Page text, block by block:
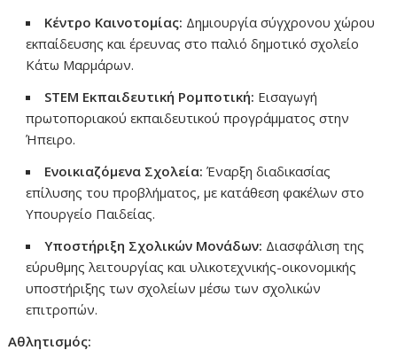
Κέντρο Καινοτομίας: Δημιουργία σύγχρονου χώρου
εκπαίδευσης και έρευνας στο παλιό δημοτικό σχολείο
Κάτω Μαρμάρων.
STEM Εκπαιδευτική Ρομποτική: Εισαγωγή
πρωτοποριακού εκπαιδευτικού προγράμματος στην
Ήπειρο.
Ενοικιαζόμενα Σχολεία: Έναρξη διαδικασίας
επίλυσης του προβλήματος, με κατάθεση φακέλων στο
Υπουργείο Παιδείας.
Υποστήριξη Σχολικών Μονάδων: Διασφάλιση της
εύρυθμης λειτουργίας και υλικοτεχνικής-οικονομικής
υποστήριξης των σχολείων μέσω των σχολικών
επιτροπών.
Αθλητισμός: